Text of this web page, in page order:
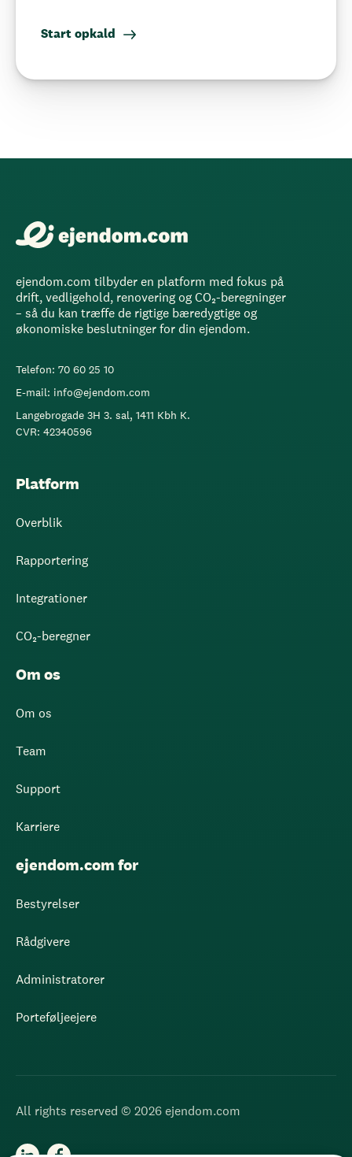
Start opkald
ejendom.com tilbyder en platform med fokus på
drift, vedligehold, renovering og CO₂-beregninger
– så du kan træffe de rigtige bæredygtige og
økonomiske beslutninger for din ejendom.
Telefon: 70 60 25 10
E-mail: info@ejendom.com
Langebrogade 3H 3. sal, 1411 Kbh K.
CVR: 42340596
Platform
Overblik
Rapportering
Integrationer
CO₂-beregner
Om os
Om os
Team
Support
Karriere
ejendom.com for
Bestyrelser
Rådgivere
Administratorer
Porteføljeejere
All rights reserved © 2026 ejendom.com